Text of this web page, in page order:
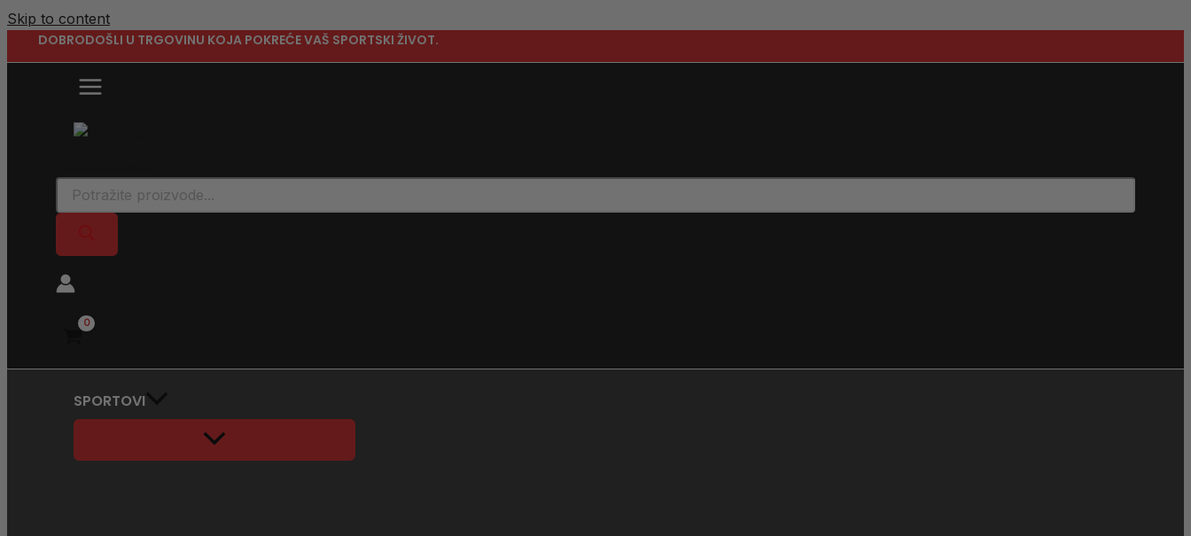
Skip to content
DOBRODOŠLI U TRGOVINU KOJA POKREĆE VAŠ SPORTSKI ŽIVOT.
SPORTOVI